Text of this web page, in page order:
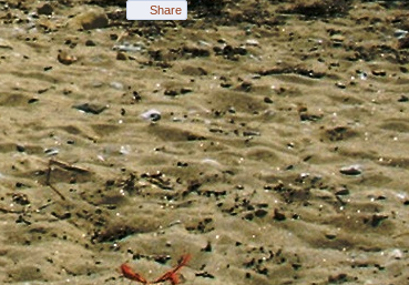
Share